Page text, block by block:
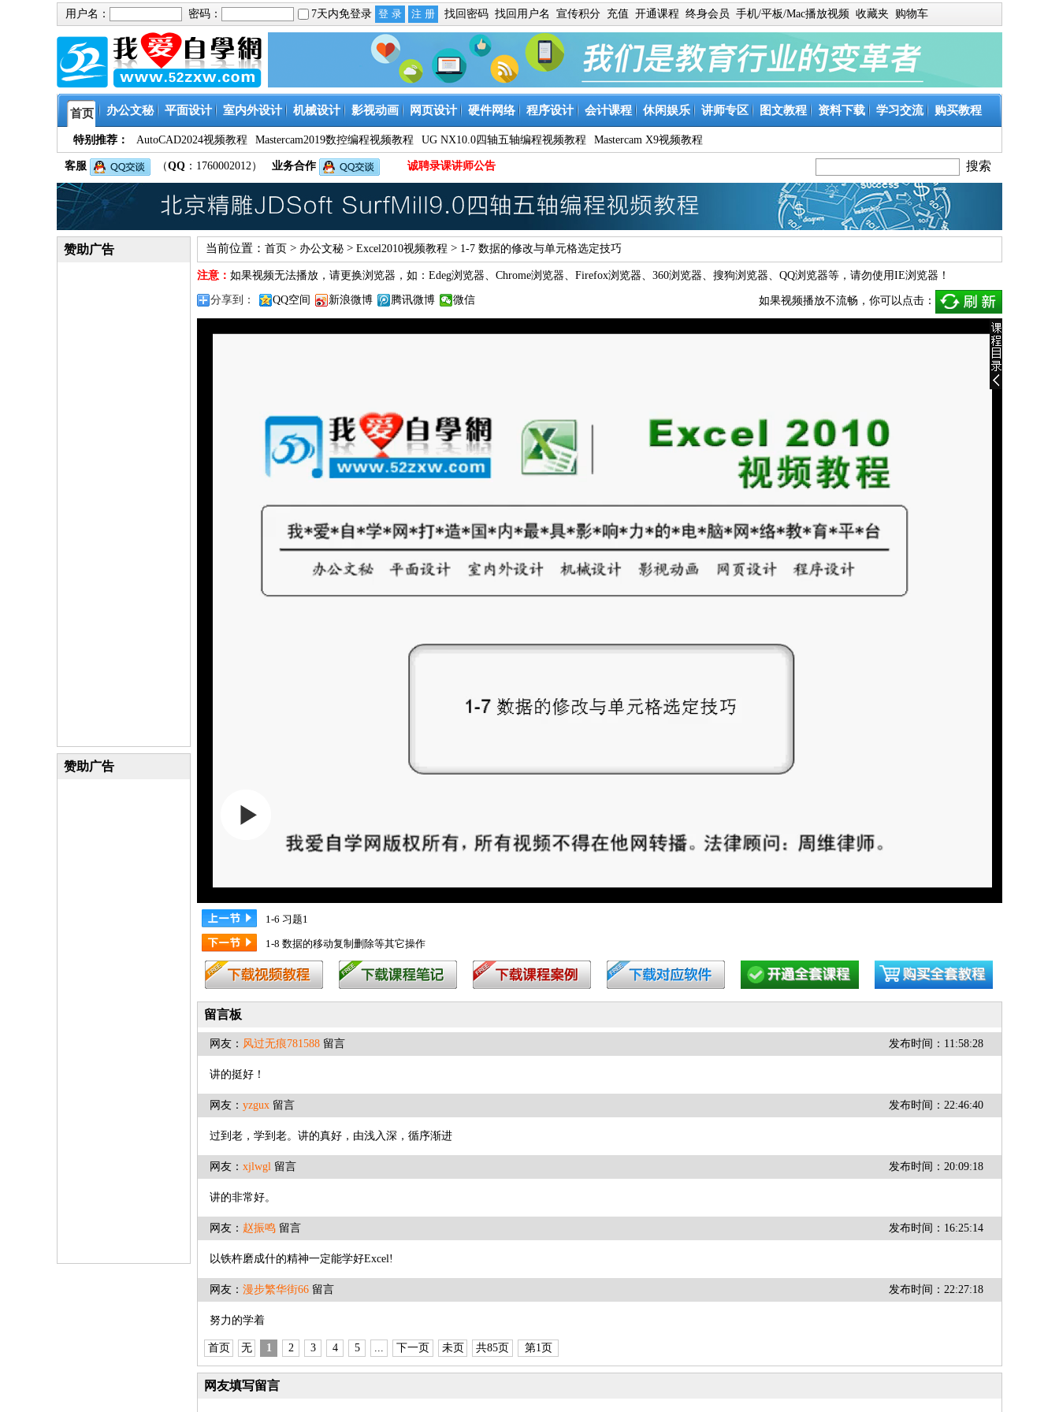
用户名： 密码： 7天内免登录 找回密码 找回用户名 宣传积分 充值 开通课程 终身会员 手机/平板/Mac播放视频 收藏夹 购物车
首页 办公文秘 平面设计 室内外设计 机械设计 影视动画 网页设计 硬件网络 程序设计 会计课程 休闲娱乐 讲师专区 图文教程 资料下载 学习交流 购买教程
特别推荐： AutoCAD2024视频教程 Mastercam2019数控编程视频教程 UG NX10.0四轴五轴编程视频教程 Mastercam X9视频教程
客服 （QQ ：1760002012） 业务合作 诚聘录课讲师公告
赞助广告
赞助广告
当前位置： 首页 > 办公文秘 > Excel2010视频教程 > 1-7 数据的修改与单元格选定技巧
注意： 如果视频无法播放，请更换浏览器，如： Edeg浏览器、 Chrome浏览器、 Firefox浏览器、 360浏览器、 搜狗浏览器、 QQ浏览器等，请勿使用IE浏览器！
分享到： QQ空间 新浪微博 腾讯微博 微信 如果视频播放不流畅，你可以点击：
1-6 习题1
1-8 数据的移动复制删除等其它操作
留言板
网友： 风过无痕781588 留言 发布时间：11:58:28
讲的挺好！
网友： yzgux 留言 发布时间：22:46:40
过到老，学到老。讲的真好，由浅入深，循序渐进
网友： xjlwgl 留言 发布时间：20:09:18
讲的非常好。
网友： 赵振鸣 留言 发布时间：16:25:14
以铁杵磨成什的精神一定能学好Excel!
网友： 漫步繁华街66 留言 发布时间：22:27:18
努力的学着
首页 无 1 2 3 4 5 ... 下一页 未页 共85页 第1页
网友填写留言